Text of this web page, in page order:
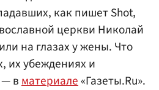
как пишет Shot,
церкви Николай
на глазах у жены. Что
их убеждениях и
— в материале«Газеты.Ru».